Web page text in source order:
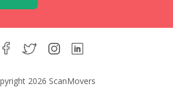
2026 ScanMovers